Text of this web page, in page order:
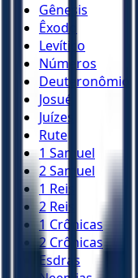
Gênesis
Êxodo
Levítico
Números
Deuteronômio
Josué
Juízes
Rute
1 Samuel
2 Samuel
1 Reis
2 Reis
1 Crônicas
2 Crônicas
Esdras